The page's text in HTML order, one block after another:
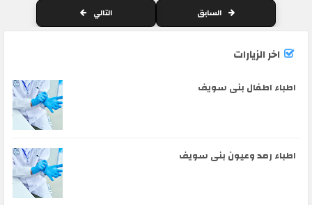
السابق التالي
اخر الزيارات
اطباء اطفال بنى سويف
اطباء رمد وعيون بنى سويف